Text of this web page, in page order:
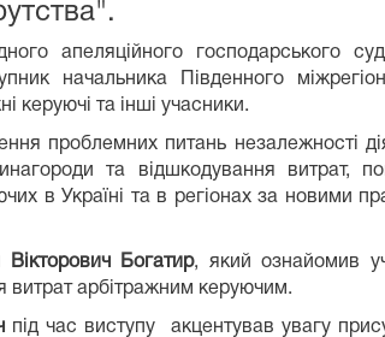
апеляційного господарського
начальника Південного
керуючі та інші учасники.
проблемних питань незалежності
та відшкодування витрат,
в Україні та в регіонах за новими
Вікторович Богатир, який ознайомив
витрат арбітражним керуючим.
під час виступу акцентував увагу